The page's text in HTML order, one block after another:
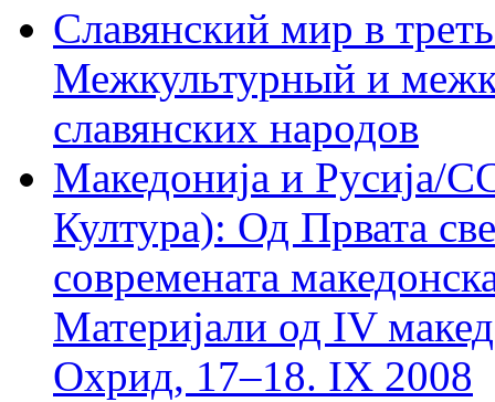
Славянский мир в
Межкультурный и
славянских народов
Македониjа и Русиjа/
Култура): Од Првата
современата
Материjали од IV
Охрид, 17–18. IX 2008